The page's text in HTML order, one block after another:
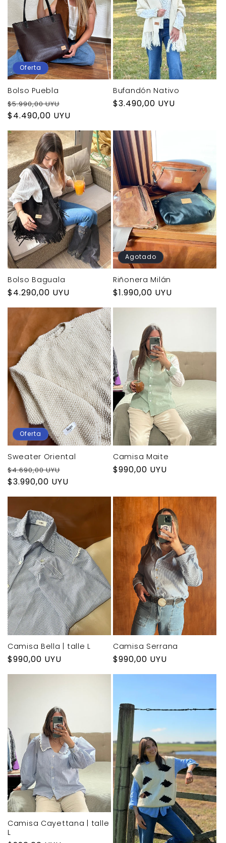
Oferta
Bolso Puebla
Precio
habitual
$5.990,00 UYU
de
oferta
$4.490,00 UYU
Bufandón Nativo
Precio
$3.490,00 UYU
Bolso Baguala
Precio
habitual
$4.290,00 UYU
Agotado
Riñonera Milán
Precio
habitual
$1.990,00 UYU
Oferta
Sweater Oriental
Precio
habitual
$4.690,00 UYU
de
oferta
$3.990,00 UYU
Camisa Maite
Precio
$990,00 UYU
Camisa Bella | talle L
Precio
habitual
$990,00 UYU
Camisa Serrana
Precio
habitual
$990,00 UYU
Camisa Cayettana | talle
L